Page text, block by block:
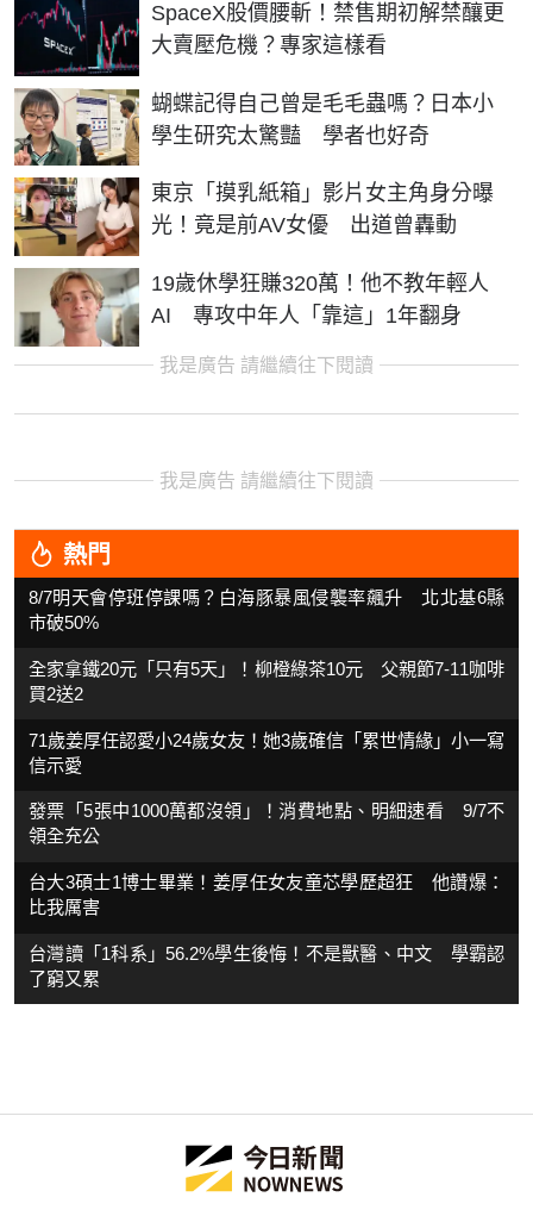
SpaceX股價腰斬！禁售期初解禁釀更
大賣壓危機？專家這樣看
蝴蝶記得自己曾是毛毛蟲嗎？日本小
學生研究太驚豔 學者也好奇
東京「摸乳紙箱」影片女主角身分曝
光！竟是前AV女優 出道曾轟動
19歲休學狂賺320萬！他不教年輕人
AI 專攻中年人「靠這」1年翻身
我是廣告 請繼續往下閱讀
我是廣告 請繼續往下閱讀
熱門
8/7明天會停班停課嗎？白海豚暴風侵襲率飆升 北北基6縣
市破50%
全家拿鐵20元「只有5天」！柳橙綠茶10元 父親節7-11咖啡
買2送2
71歲姜厚任認愛小24歲女友！她3歲確信「累世情緣」小一寫
信示愛
發票「5張中1000萬都沒領」！消費地點、明細速看 9/7不
領全充公
台大3碩士1博士畢業！姜厚任女友童芯學歷超狂 他讚爆：
比我厲害
台灣讀「1科系」56.2%學生後悔！不是獸醫、中文 學霸認
了窮又累